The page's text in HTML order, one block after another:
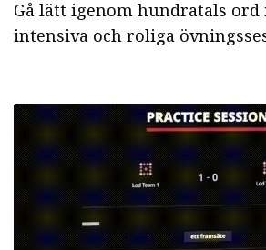
Gå lätt igenom hundratals ord
intensiva och roliga